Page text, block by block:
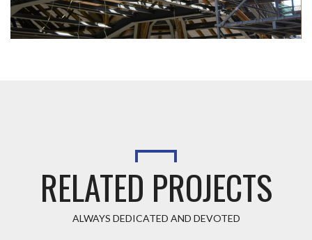
RELATED PROJECTS
ALWAYS DEDICATED AND DEVOTED